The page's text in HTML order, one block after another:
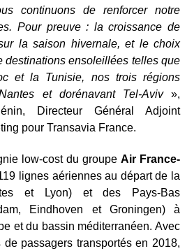
continuons de renforcer notre
Pour preuve : la croissance de
la saison hivernale, et le choix
destinations ensoleillées telles que
et la Tunisie, nos trois régions
et dorénavant Tel-Aviv»,
Directeur Général Adjoint
pour Transavia France.
low-cost du groupe Air France-
lignes aériennes au départ de la
et Lyon) et des Pays-Bas
Eindhoven et Groningen) à
et du bassin méditerranéen. Avec
passagers transportés en 2018,